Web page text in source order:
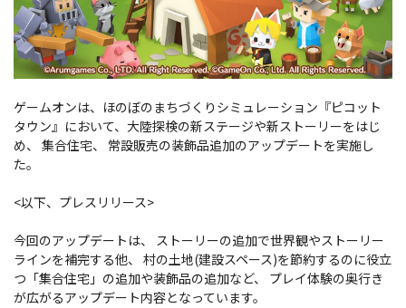
ゲームオンは、ほのぼのまちづくりシミュレーション『ピコット
タウン』において、大陸探検の新ステージや新ストーリーをはじ
め、 集合住宅、 常設販売の装飾品追加のアップデートを実施し
た。
<以下、プレスリリース>
今回のアップデートは、 ストーリーの追加で世界観やストーリー
ラインを補完する他、 村の土地(建設スペース)を節約するのに役立
つ「集合住宅」の追加や装飾品の追加など、 プレイ体験の奥行き
が広がるアップデート内容となっています。